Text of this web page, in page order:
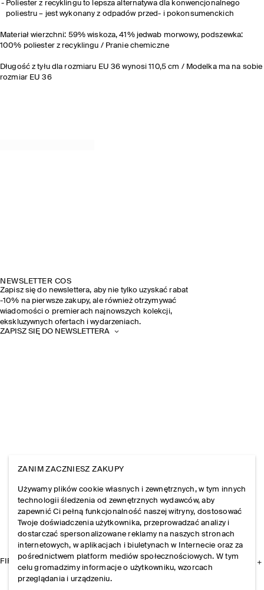
Poliester z recyklingu to lepsza alternatywa dla konwencjonalnego
poliestru – jest wykonany z odpadów przed- i pokonsumenckich
Materiał wierzchni: 59% wiskoza, 41% jedwab morwowy, podszewka:
100% poliester z recyklingu / Pranie chemiczne
Długość z tyłu dla rozmiaru EU 36 wynosi 110,5 cm / Modelka ma na sobie
rozmiar EU 36
NEWSLETTER COS
Zapisz się do newslettera, aby nie tylko uzyskać rabat
-10% na pierwsze zakupy, ale również otrzymywać
wiadomości o premierach najnowszych kolekcji,
ekskluzywnych ofertach i wydarzeniach.
ZAPISZ SIĘ DO NEWSLETTERA
FIRMA
ZANIM ZACZNIESZ ZAKUPY
Używamy plików cookie własnych i zewnętrznych, w tym innych
technologii śledzenia od zewnętrznych wydawców, aby
zapewnić Ci pełną funkcjonalność naszej witryny, dostosować
Twoje doświadczenia użytkownika, przeprowadzać analizy i
dostarczać spersonalizowane reklamy na naszych stronach
internetowych, w aplikacjach i biuletynach w Internecie oraz za
pośrednictwem platform mediów społecznościowych. W tym
celu gromadzimy informacje o użytkowniku, wzorcach
przeglądania i urządzeniu.